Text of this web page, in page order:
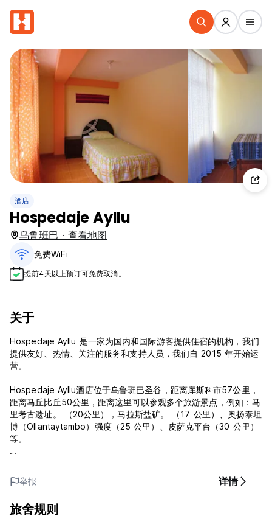
酒店
Hospedaje Ayllu
乌鲁班巴 · 查看地图
免费WiFi
提前4天以上预订可免费取消。
关于
Hospedaje Ayllu 是一家为国内和国际游客提供住宿的机构，我们
提供友好、热情、关注的服务和支持人员，我们自 2015 年开始运
营。
Hospedaje Ayllu酒店位于乌鲁班巴圣谷，距离库斯科市57公里，
距离马丘比丘50公里，距离这里可以参观多个旅游景点，例如：马
里考古遗址。 （20公里），马拉斯盐矿。 （17 公里）、奥扬泰坦
博（Ollantaytambo）强度（25 公里）、皮萨克平台（30 公里）
等。
床是用当地材料制成的，地板是陶瓷的，不需要暖气，因为所有房
间都可以俯瞰外面，而且天气温暖。
Hospedaje Ayllu 的政策和条件：
举报 详情
旅舍规则